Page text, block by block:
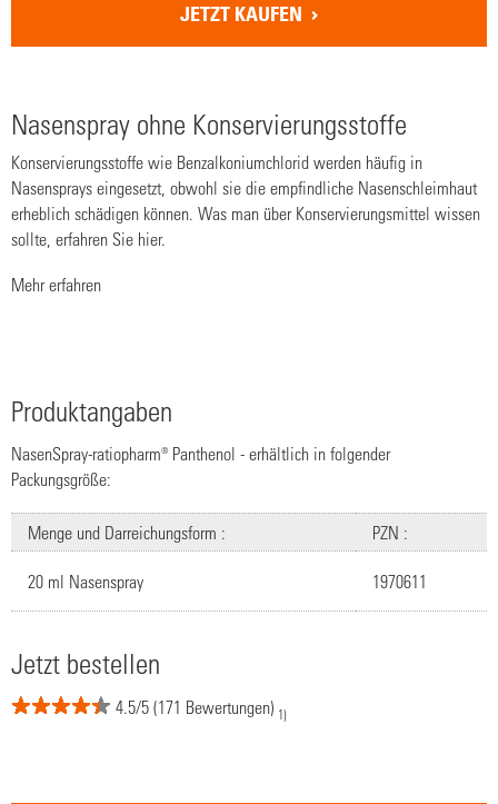
JETZT KAUFEN
Nasenspray ohne Konservierungsstoffe
Konservierungsstoffe wie Benzalkoniumchlorid werden häufig in
Nasensprays eingesetzt, obwohl sie die empfindliche Nasenschleimhaut
erheblich schädigen können. Was man über Konservierungsmittel wissen
sollte, erfahren Sie hier.
Mehr erfahren
Produktangaben
NasenSpray-ratiopharm® Panthenol - erhältlich in folgender
Packungsgröße:
Menge und Darreichungsform : PZN :
20 ml Nasenspray 1970611
Jetzt bestellen
4.5/5 (171 Bewertungen) 1)